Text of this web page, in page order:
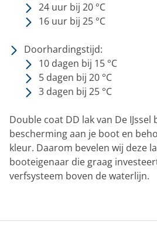
24 uur bij 20 °C
16 uur bij 25 °C
Doorhardingstijd:
10 dagen bij 15 °C
5 dagen bij 20 °C
3 dagen bij 25 °C
Double coat DD lak van De
bescherming aan je boot en
kleur. Daarom bevelen wij deze
booteigenaar die graag
verfsysteem boven de waterlijn.